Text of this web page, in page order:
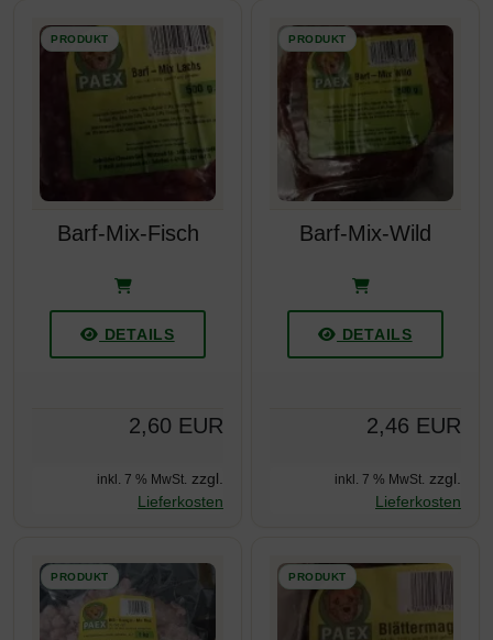
Barf-Mix-Fisch
DETAILS
2,60 EUR
inkl. 7 % MwSt. zzgl.
Lieferkosten
Barf-Mix-Wild
DETAILS
2,46 EUR
inkl. 7 % MwSt. zzgl.
Lieferkosten